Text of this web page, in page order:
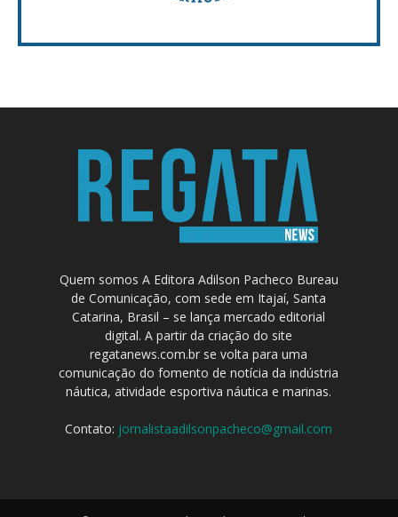
Quem somos A Editora Adilson Pacheco Bureau
de Comunicação, com sede em Itajaí, Santa
Catarina, Brasil – se lança mercado editorial
digital. A partir da criação do site
regatanews.com.br se volta para uma
comunicação do fomento de notícia da indústria
náutica, atividade esportiva náutica e marinas.
Contato: jornalistaadilsonpacheco@gmail.com